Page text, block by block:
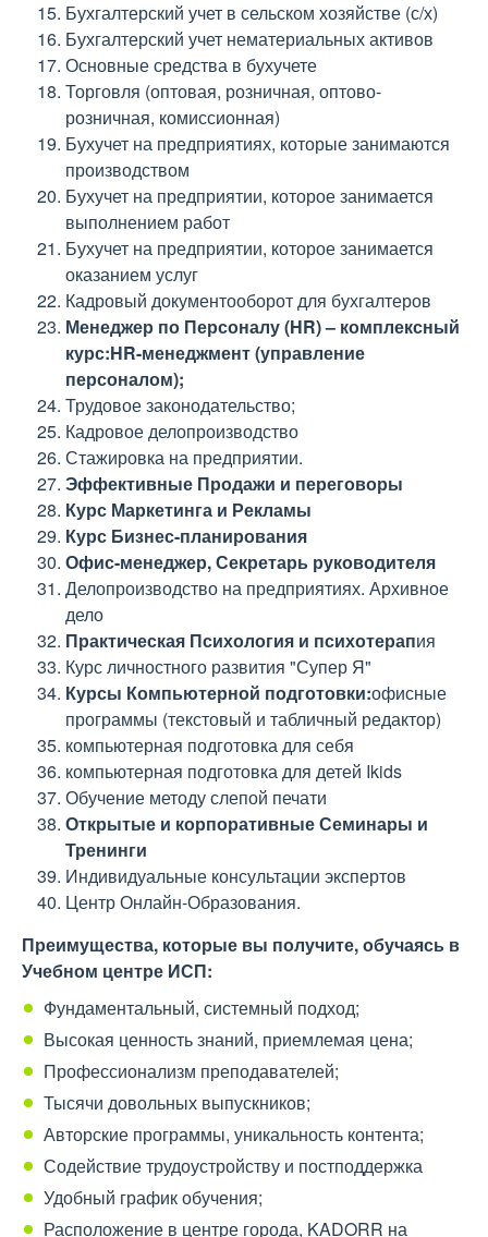
Бухгалтерский учет в сельском хозяйстве (с/х)
Бухгалтерский учет нематериальных активов
Основные средства в бухучете
Торговля (оптовая, розничная, оптово-
розничная, комиссионная)
Бухучет на предприятиях, которые занимаются
производством
Бухучет на предприятии, которое занимается
выполнением работ
Бухучет на предприятии, которое занимается
оказанием услуг
Кадровый документооборот для бухгалтеров
Менеджер по Персоналу (HR) – комплексный
курс:HR-менеджмент (управление
персоналом);
Трудовое законодательство;
Кадровое делопроизводство
Стажировка на предприятии.
Эффективные Продажи и переговоры
Курс Маркетинга и Рекламы
Курс Бизнес-планирования
Офис-менеджер, Секретарь руководителя
Делопроизводство на предприятиях. Архивное
дело
Практическая Психология и психотерапия
Курс личностного развития "Супер Я"
Курсы Компьютерной подготовки:офисные
программы (текстовый и табличный редактор)
компьютерная подготовка для себя
компьютерная подготовка для детей Ikids
Обучение методу слепой печати
Открытые и корпоративные Семинары и
Тренинги
Индивидуальные консультации экспертов
Центр Онлайн-Образования.
Преимущества, которые вы получите, обучаясь в
Учебном центре ИСП:
Фундаментальный, системный подход;
Высокая ценность знаний, приемлемая цена;
Профессионализм преподавателей;
Тысячи довольных выпускников;
Авторские программы, уникальность контента;
Содействие трудоустройству и постподдержка
Удобный график обучения;
Расположение в центре города, KADORR на